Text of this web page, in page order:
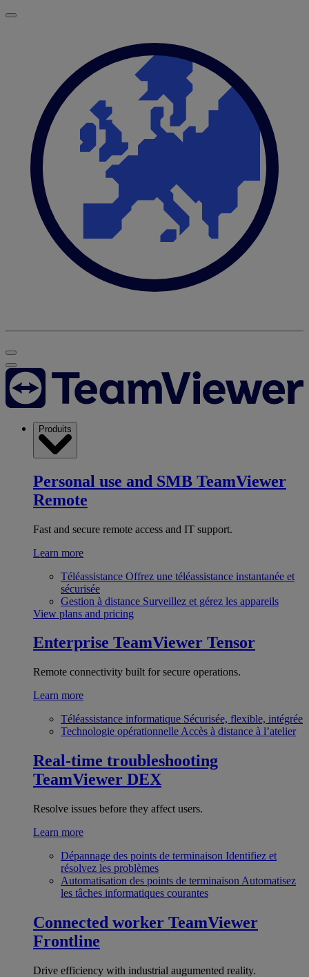
Produits
Personal use and SMB TeamViewer
Remote
Fast and secure remote access and IT support.
Learn more
Téléassistance Offrez une téléassistance instantanée et
sécurisée
Gestion à distance Surveillez et gérez les appareils
View plans and pricing
Enterprise TeamViewer Tensor
Remote connectivity built for secure operations.
Learn more
Téléassistance informatique Sécurisée, flexible, intégrée
Technologie opérationnelle Accès à distance à l’atelier
Real-time troubleshooting
TeamViewer DEX
Resolve issues before they affect users.
Learn more
Dépannage des points de terminaison Identifiez et
résolvez les problèmes
Automatisation des points de terminaison Automatisez
les tâches informatiques courantes
Connected worker TeamViewer
Frontline
Drive efficiency with industrial augumented reality.